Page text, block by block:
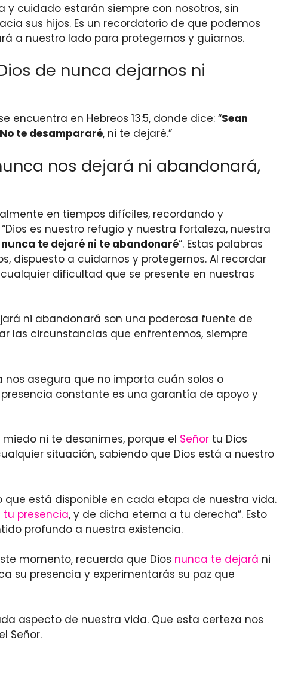
y cuidado estarán siempre con nosotros, sin
sus hijos. Es un recordatorio de que podemos
a nuestro lado para protegernos y guiarnos.
de nunca dejarnos ni
en Hebreos 13:5, donde dice: “Sean
No te desampararé, ni te dejaré.”
nos dejará ni abandonará,
en tiempos difíciles, recordando y
es nuestro refugio y nuestra fortaleza, nuestra
nunca te dejaré ni te abandonaré“. Estas palabras
dispuesto a cuidarnos y protegernos. Al recordar
dificultad que se presente en nuestras
ni abandonará son una poderosa fuente de
las circunstancias que enfrentemos, siempre
nos asegura que no importa cuán solos o
constante es una garantía de apoyo y
ni te desanimes, porque el Señor tu Dios
situación, sabiendo que Dios está a nuestro
que está disponible en cada etapa de nuestra vida.
tu presencia, y de dicha eterna a tu derecha”. Esto
profundo a nuestra existencia.
momento, recuerda que Dios nunca te dejará ni
su presencia y experimentarás su paz que
aspecto de nuestra vida. Que esta certeza nos
Señor.